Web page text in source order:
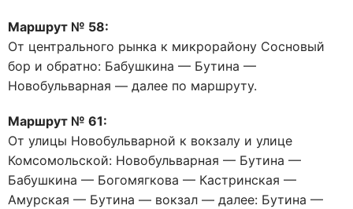
Маршрут № 58:
От центрального рынка к микрорайону Сосновый
бор и обратно: Бабушкина — Бутина —
Новобульварная — далее по маршруту.
Маршрут № 61:
От улицы Новобульварной к вокзалу и улице
Комсомольской: Новобульварная — Бутина —
Бабушкина — Богомягкова — Кастринская —
Амурская — Бутина — вокзал — далее: Бутина —